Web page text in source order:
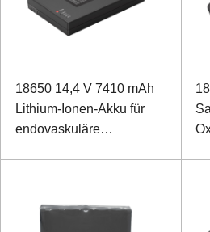
18650 14,4 V 7410 mAh
Lithium-Ionen-Akku für
endovaskuläre